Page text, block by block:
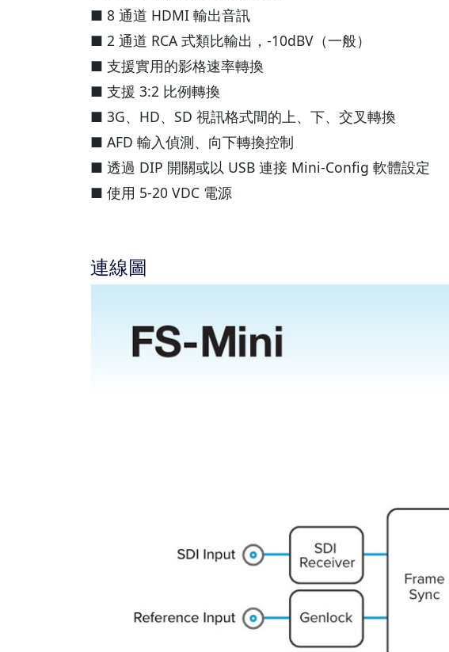
■ 8 通道 HDMI 輸出音訊
■ 2 通道 RCA 式類比輸出，-10dBV（一般）
■ 支援實用的影格速率轉換
■ 支援 3:2 比例轉換
■ 3G、HD、SD 視訊格式間的上、下、交叉轉換
■ AFD 輸入偵測、向下轉換控制
■ 透過 DIP 開關或以 USB 連接 Mini-Config 軟體設定
■ 使用 5-20 VDC 電源
連線圖